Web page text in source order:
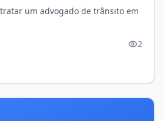
um advogado de trânsito em
2